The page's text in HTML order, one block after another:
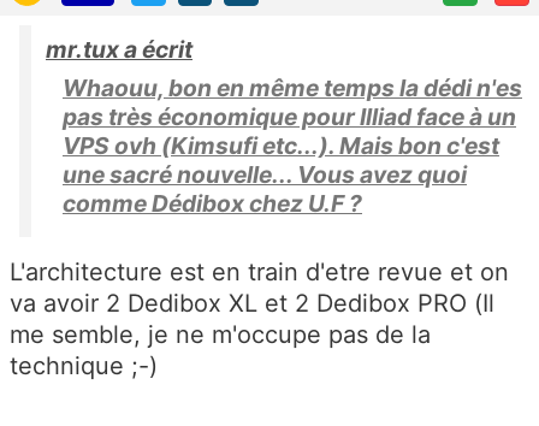
mr.tux a écrit
Whaouu, bon en même temps la dédi n'es
pas très économique pour Illiad face à un
VPS ovh (Kimsufi etc...). Mais bon c'est
une sacré nouvelle... Vous avez quoi
comme Dédibox chez U.F ?
L'architecture est en train d'etre revue et on
va avoir 2 Dedibox XL et 2 Dedibox PRO (Il
me semble, je ne m'occupe pas de la
technique ;-)